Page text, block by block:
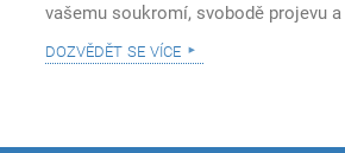
vašemu soukromí, svobodě projevu a
dozvědět se více